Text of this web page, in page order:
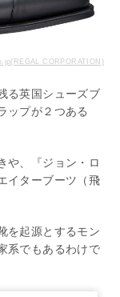
CORPORATION)
る英国シューズブ
ップが２つある
や、『ジョン・ロ
イターブーツ（飛
を起源とするモン
系でもあるわけで